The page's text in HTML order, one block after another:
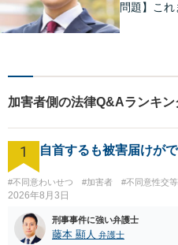
問題】これ
対応可能】
応でお悩
【明朗な料
ご相談下さ
加害者側の法律Q&Aランキン
1 自首するも被害届けが
#不同意わいせつ #加害者 #不同意性交
2026年8月3日
刑事事件に強い弁護士
藤本 顯人 弁護士